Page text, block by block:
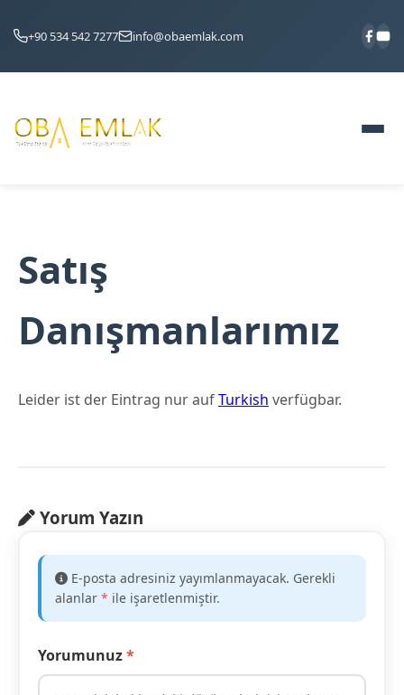
+90 534 542 7277 info@obaemlak.com
Satış
Danışmanlarımız
Leider ist der Eintrag nur aufTurkish verfügbar.
Yorum Yazın
E-posta adresiniz yayımlanmayacak. Gerekli
alanlar * ile işaretlenmiştir.
Yorumunuz*